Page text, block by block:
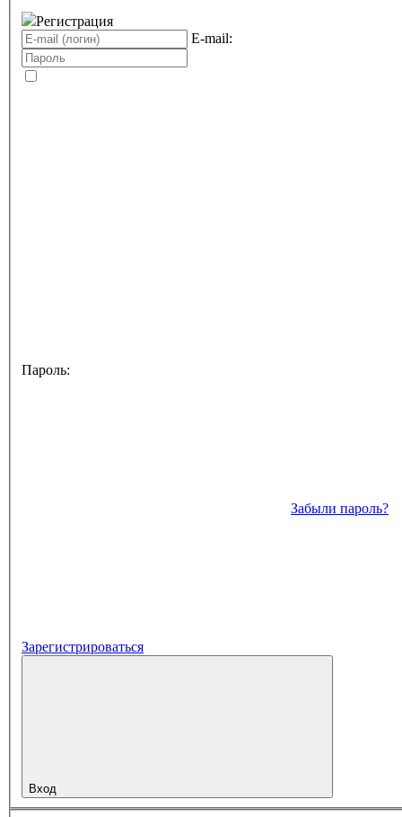
Регистрация
E-mail:
Пароль:
Забыли пароль?
Зарегистрироваться
Вход